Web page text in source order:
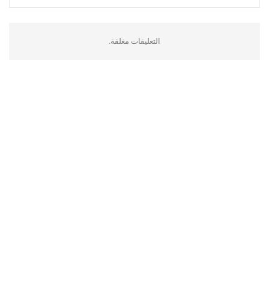
التعليقات مغلقة.